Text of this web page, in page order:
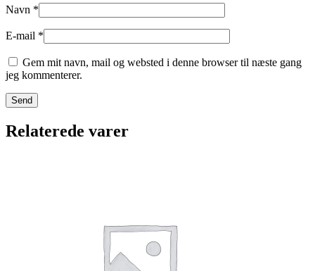
Navn *
E-mail *
Gem mit navn, mail og websted i denne browser til næste gang
jeg kommenterer.
Relaterede varer